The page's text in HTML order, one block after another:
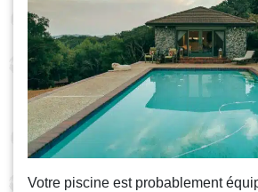
Votre piscine est probablement